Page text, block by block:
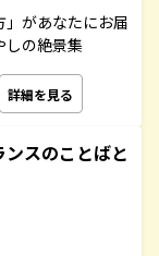
があなたにお届
しの絶景集
詳細を見る
スのことばと